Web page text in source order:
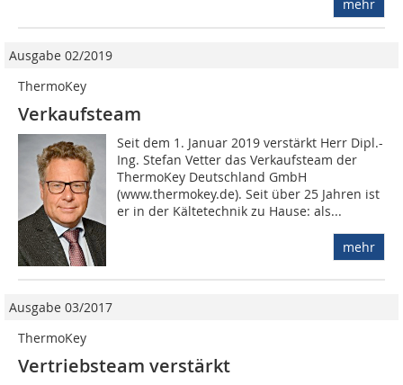
mehr
Ausgabe 02/2019
ThermoKey
Verkaufsteam
Seit dem 1. Januar 2019 verstärkt Herr Dipl.-
Ing. Stefan Vetter das Verkaufsteam der
ThermoKey Deutschland GmbH
(www.thermokey.de). Seit über 25 Jahren ist
er in der Kältetechnik zu Hause: als...
mehr
Ausgabe 03/2017
ThermoKey
Vertriebsteam verstärkt